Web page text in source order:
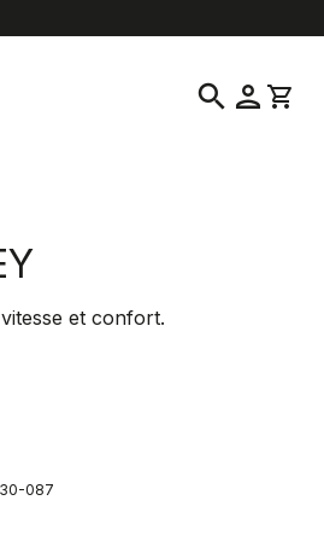
search person shopping_cart
et confort.
087